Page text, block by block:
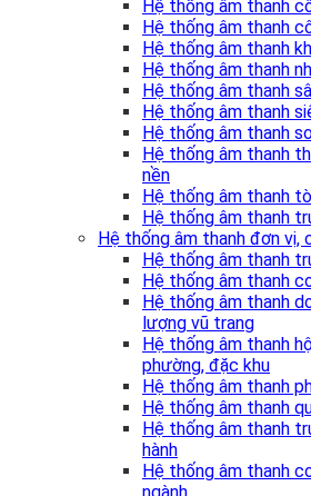
Hệ thống âm thanh
Hệ thống âm thanh
Hệ thống âm thanh
Hệ thống âm thanh
Hệ thống âm thanh
Hệ thống âm thanh
Hệ thống âm thanh
Hệ thống âm thanh
nền
Hệ thống âm thanh
Hệ thống âm thanh
Hệ thống âm thanh đơn vị,
Hệ thống âm thanh
Hệ thống âm thanh
Hệ thống âm thanh
lượng vũ trang
Hệ thống âm thanh
phường, đặc khu
Hệ thống âm thanh
Hệ thống âm thanh
Hệ thống âm thanh
hành
Hệ thống âm thanh